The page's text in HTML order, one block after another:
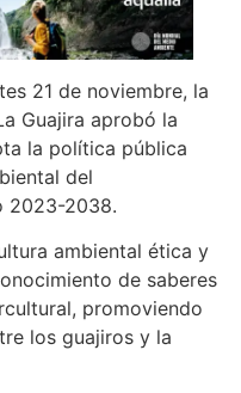
21 de noviembre, la
Guajira aprobó la
la política pública
del
2023-2038.
ambiental ética y
de saberes
promoviendo
los guajiros y la